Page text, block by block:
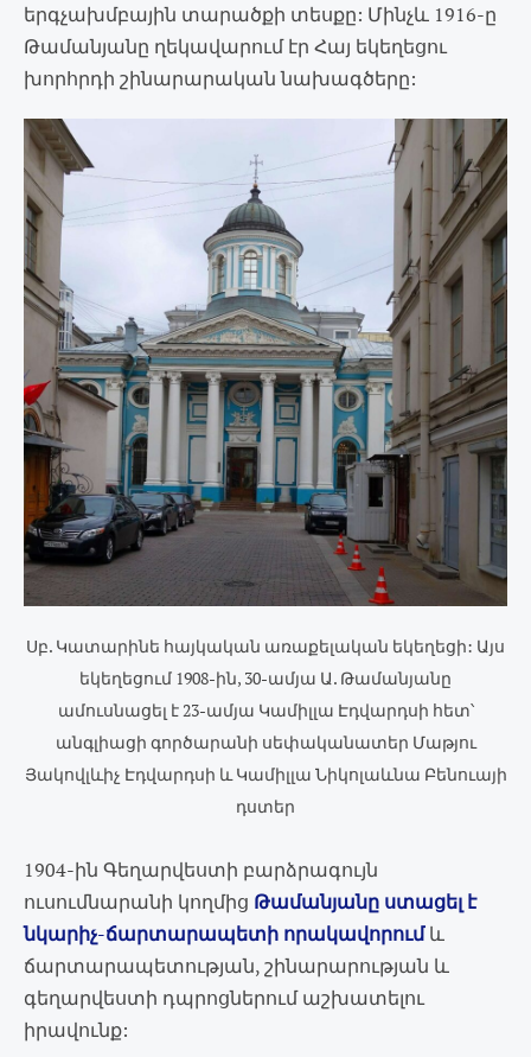
երգչախմբային տարածքի տեսքը: Մինչև 1916-ը
Թամանյանը ղեկավարում էր Հայ եկեղեցու
խորհրդի շինարարական նախագծերը:
Սբ. Կատարինե հայկական առաքելական եկեղեցի: Այս
եկեղեցում 1908-ին, 30-ամյա Ա. Թամանյանը
ամուսնացել է 23-ամյա Կամիլլա Էդվարդսի հետ՝
անգլիացի գործարանի սեփականատեր Մաթյու
Յակովլևիչ Էդվարդսի և Կամիլլա Նիկոլաևնա Բենուայի
դստեր
1904-ին Գեղարվեստի բարձրագույն
ուսումնարանի կողմից Թամանյանը ստացել է
նկարիչ-ճարտարապետի որակավորումև
ճարտարապետության, շինարարության և
գեղարվեստի դպրոցներում աշխատելու
իրավունք: